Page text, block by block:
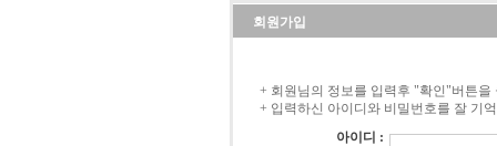
회원가입
+ 회원님의 정보를 입력후 "확인"버튼을
+ 입력하신 아이디와 비밀번호를 잘 기
아이디 :